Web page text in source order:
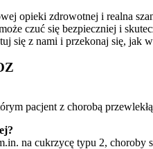
opieki zdrowotnej i realna
czuć się bezpieczniej i
się z nami i przekonaj się, jak
pacjent z chorobą
na cukrzycę typu 2,